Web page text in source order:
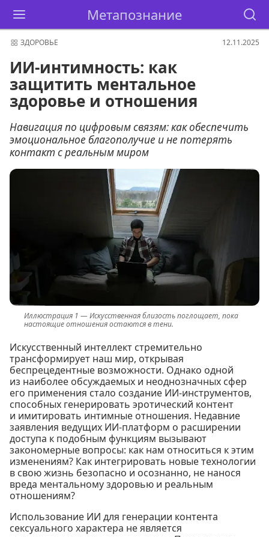
Метапознание
ЗДОРОВЬЕ 12.11.2025
ИИ-интимность: как
защитить ментальное
здоровье и отношения
Навигация по цифровым связям: как обеспечить
эмоциональное благополучие и не потерять
контакт с реальным миром
Искусственная близость поглощает, пока
настоящие отношения остаются в тени.
Искусственный интеллект стремительно
трансформирует наш мир, открывая
беспрецедентные возможности. Однако одной
из наиболее обсуждаемых и неоднозначных сфер
его применения стало создание ИИ-инструментов,
способных генерировать эротический контент
и имитировать интимные отношения. Недавние
заявления ведущих ИИ-платформ о расширении
доступа к подобным функциям вызывают
закономерные вопросы: как нам относиться к этим
изменениям? Как интегрировать новые технологии
в свою жизнь безопасно и осознанно, не нанося
вреда ментальному здоровью и реальным
отношениям?
Использование ИИ для генерации контента
сексуального характера не является